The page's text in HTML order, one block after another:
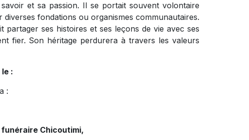
et sa passion. Il se portait souvent volontaire
fondations ou organismes communautaires.
ses histoires et ses leçons de vie avec ses
fier. Son héritage perdurera à travers les valeurs
:
:
Chicoutimi,